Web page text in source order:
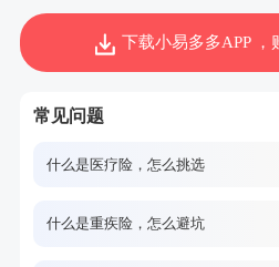
下载小易多多APP ，
常见问题
什么是医疗险，怎么挑选
什么是重疾险，怎么避坑